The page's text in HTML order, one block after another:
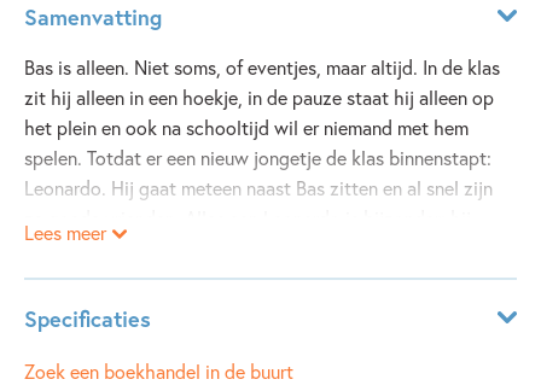
Samenvatting
Bas is alleen. Niet soms, of eventjes, maar altijd. In de klas
zit hij alleen in een hoekje, in de pauze staat hij alleen op
het plein en ook na schooltijd wil er niemand met hem
spelen. Totdat er een nieuw jongetje de klas binnenstapt:
Leonardo. Hij gaat meteen naast Bas zitten en al snel zijn
woont helemaal alleen in een enorm landhuis vol geheime
gangen, zijn vader zit in een verre gevangenis en zijn
voetbalschoenen schieten altijd raak. Bovendien kan hij
alles. Tenminste, dat gelooft hij zelf. En het is te hopen dat
hij gelijk heeft, want Bas heeft een grote vijand: Bart. Bart
Lees meer
Specificaties
ISBN: 9789025112264
Zoek een boekhandel in de buurt